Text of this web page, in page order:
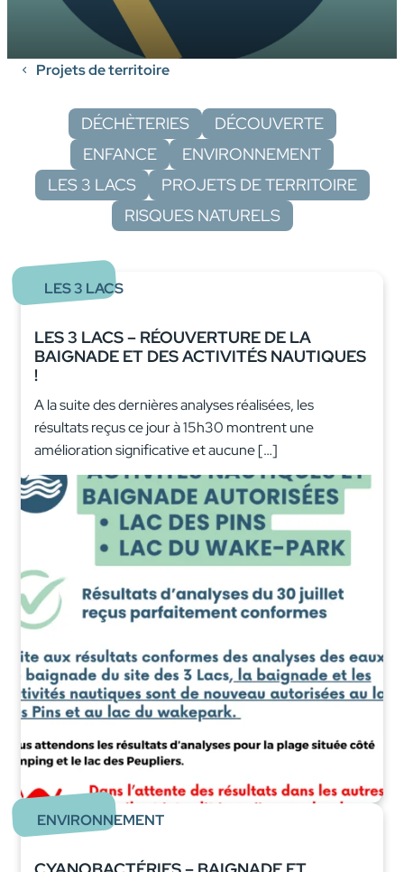
Projets de territoire
DÉCHÈTERIES
DÉCOUVERTE
ENFANCE
ENVIRONNEMENT
LES 3 LACS
PROJETS DE TERRITOIRE
RISQUES NATURELS
LES 3 LACS
LES 3 LACS – RÉOUVERTURE DE LA
BAIGNADE ET DES ACTIVITÉS NAUTIQUES
!
A la suite des dernières analyses réalisées, les
résultats reçus ce jour à 15h30 montrent une
amélioration significative et aucune […]
ENVIRONNEMENT